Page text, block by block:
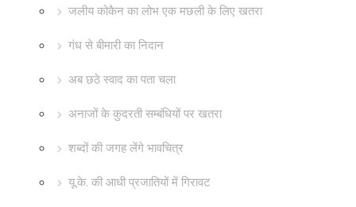
जलीय कोकैन का लोभ एक मछली के लिए खतरा
गंध से बीमारी का निदान
अब छठे स्वाद का पता चला
अनाजों के कुदरती सम्बंधियों पर खतरा
शब्दों की जगह लेंगे भावचित्र
यू.के. की आधी प्रजातियों में गिरावट